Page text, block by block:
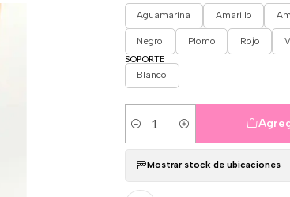
Aguamarina Amarillo
Negro Plomo Rojo
SOPORTE
Blanco
Cantidad
Mostrar stock de ubicaciones